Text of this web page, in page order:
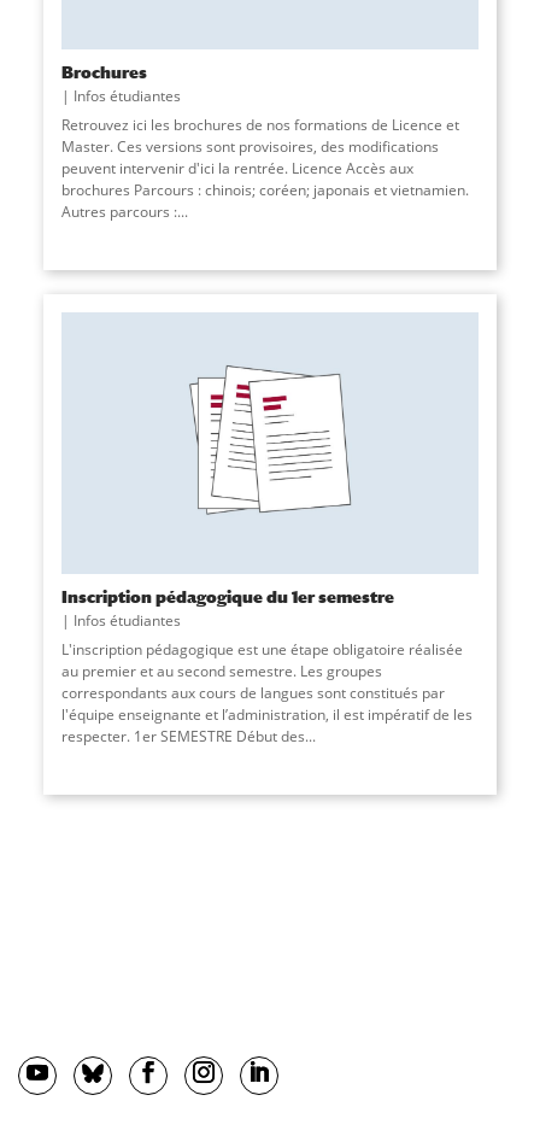
Brochures
Infos étudiantes
Retrouvez ici les brochures de nos formations de Licence et
Master. Ces versions sont provisoires, des modifications
peuvent intervenir d'ici la rentrée. Licence Accès aux
brochures Parcours : chinois; coréen; japonais et vietnamien.
Autres parcours :...
Inscription pédagogique du 1er semestre
Infos étudiantes
L'inscription pédagogique est une étape obligatoire réalisée
au premier et au second semestre. Les groupes
correspondants aux cours de langues sont constitués par
l'équipe enseignante et l’administration, il est impératif de les
respecter. 1er SEMESTRE Début des...